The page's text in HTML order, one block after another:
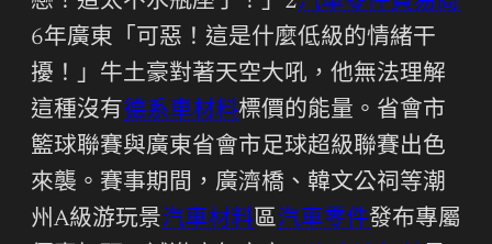
6年廣東「可惡！這是什麼低級的情緒干
擾！」牛土豪對著天空大吼，他無法理解
這種沒有德系車材料標價的能量。省會市
籃球聯賽與廣東省會市足球超級聯賽出色
來襲。賽事期間，廣濟橋、韓文公祠等潮
州A級游玩景汽車材料區汽車零件發布專屬